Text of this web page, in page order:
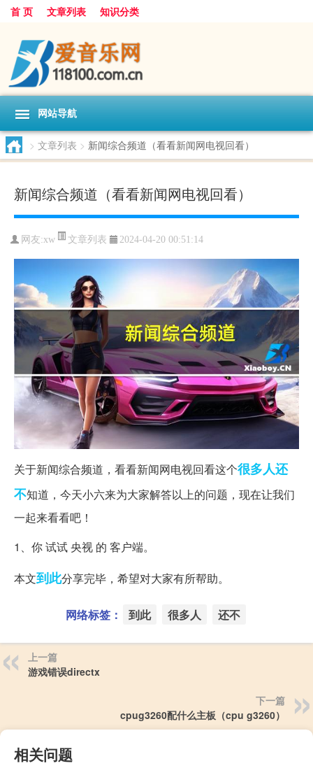
首 页 文章列表 知识分类
网站导航
> 文章列表 > 新闻综合频道（看看新闻网电视回看）
新闻综合频道（看看新闻网电视回看）
网友:xw 文章列表 2024-04-20 00:51:14
关于新闻综合频道，看看新闻网电视回看这个很多人还
不知道，今天小六来为大家解答以上的问题，现在让我们
一起来看看吧！
1、你 试试 央视 的 客户端。
本文到此分享完毕，希望对大家有所帮助。
网络标签： 到此 很多人 还不
上一篇
游戏错误directx
下一篇
cpug3260配什么主板（cpu g3260）
相关问题